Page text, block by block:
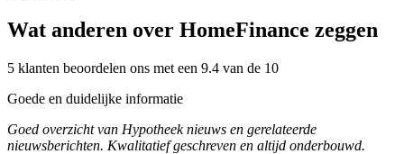
Wat anderen over HomeFinance zeggen
5 klanten beoordelen ons met een 9.4 van de 10
Goede en duidelijke informatie
Goed overzicht van Hypotheek nieuws en gerelateerde
nieuwsberichten. Kwalitatief geschreven en altijd onderbouwd.